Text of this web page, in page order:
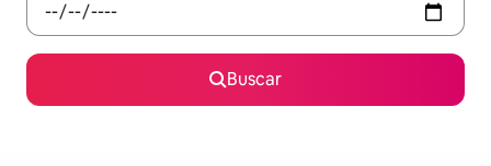
Buscar